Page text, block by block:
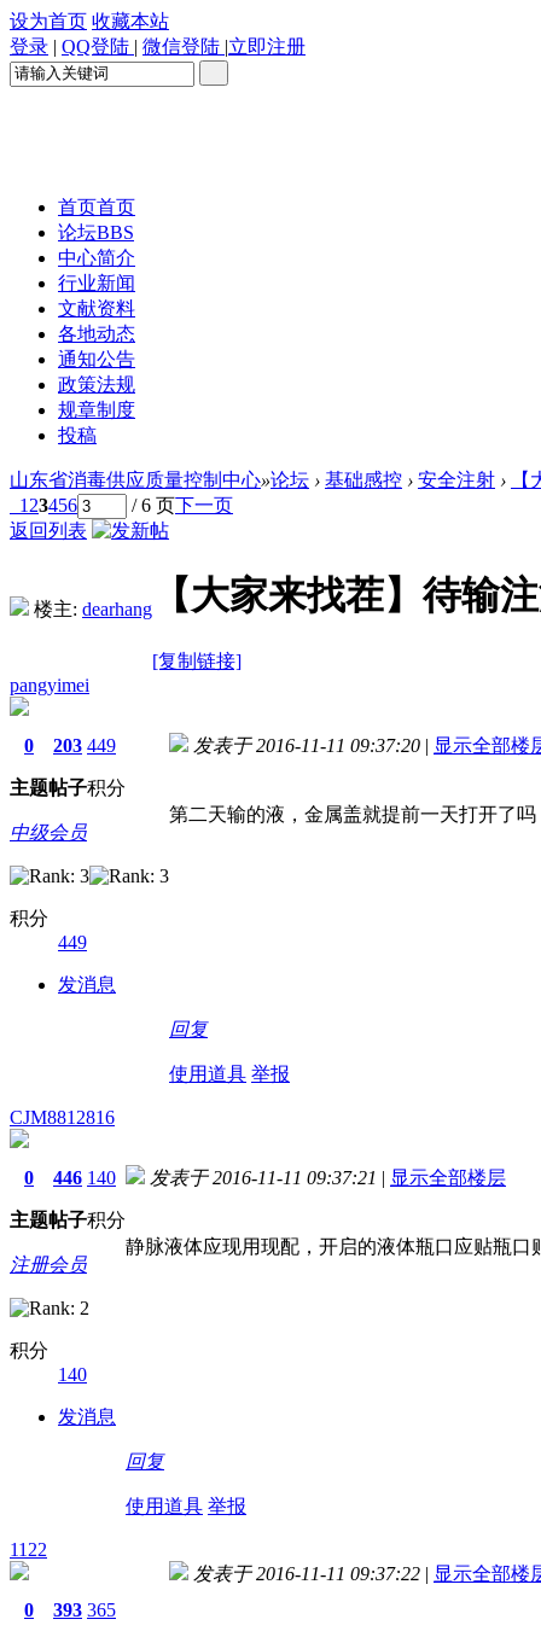
设为首页 收藏本站
登录 | QQ登陆 | 微信登陆 |立即注册
首页首页
论坛BBS
中心简介
行业新闻
文献资料
各地动态
通知公告
政策法规
规章制度
投稿
山东省消毒供应质量控制中心»论坛 › 基础感控 › 安全注射 ›
1 23456 / 6 页下一页
返回列表
楼主: dearhang 【大家来找茬】待输
[复制链接]
pangyimei
0
主题
203
帖子
449
积分
中级会员
积分
449
发消息
发表于 2016-11-11 09:37:20 | 显示全部楼
第二天输的液，金属盖就提前一天打开了吗
回复
使用道具 举报
CJM8812816
0
主题
446
帖子
140
积分
注册会员
积分
140
发消息
发表于 2016-11-11 09:37:21 | 显示全部楼层
静脉液体应现用现配，开启的液体瓶口应贴瓶口
回复
使用道具 举报
1122
0 393 365
发表于 2016-11-11 09:37:22 | 显示全部楼